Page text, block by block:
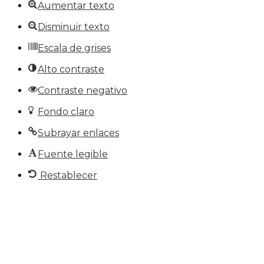
Aumentar texto
Disminuir texto
Escala de grises
Alto contraste
Contraste negativo
Fondo claro
Subrayar enlaces
Fuente legible
Restablecer